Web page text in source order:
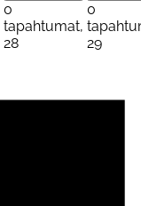
0
tapahtumat,
28
0
29